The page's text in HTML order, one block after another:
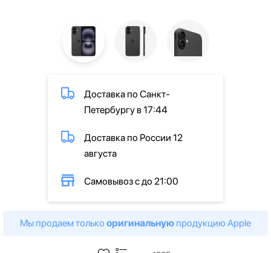
Доставка по Санкт-
Петербургу в 17:44
Доставка по России 12
августа
Самовывоз с до 21:00
Мы продаем только оригинальную продукцию Apple